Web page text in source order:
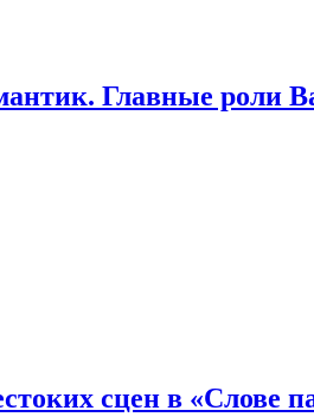
Главные роли
сцен в «Слове